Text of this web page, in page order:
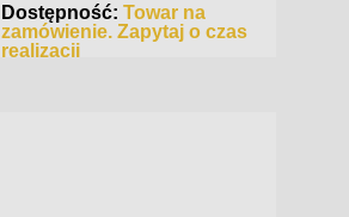
Dostępność: Towar w
magazynie. Wysyłka 2-3 dni.